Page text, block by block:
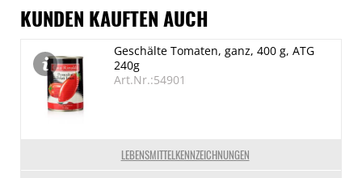
je 100g
Brennwert
987 kJ/239 kcal
Fett
23 g
KUNDEN KAUFTEN AUCH
LEBENSMITTELKENNZEICHNUNGEN
Geschälte Tomaten, ganz, 400 g, ATG
240g
Art.Nr.:54901